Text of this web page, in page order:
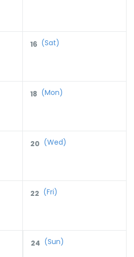
16 (Sat)
18 (Mon)
20 (Wed)
22 (Fri)
24 (Sun)